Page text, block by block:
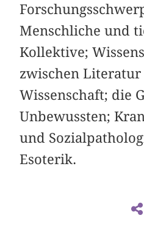
Menschliche und
Kollektive;
zwischen Literatur
Wissenschaft; die
Unbewussten;
und
Esoterik.